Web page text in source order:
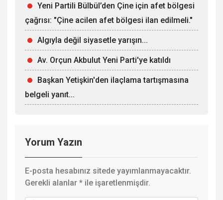
Yeni Partili Bülbül’den Çine için afet bölgesi
çağrısı: "Çine acilen afet bölgesi ilan edilmeli."
Algıyla değil siyasetle yarışın...
Av. Orçun Akbulut Yeni Parti'ye katıldı
Başkan Yetişkin'den ilaçlama tartışmasına
belgeli yanıt...
Yorum Yazın
E-posta hesabınız sitede yayımlanmayacaktır.
Gerekli alanlar * ile işaretlenmişdir.